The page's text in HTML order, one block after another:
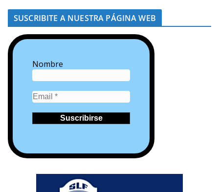
SUSCRIBITE A NUESTRA PÁGINA WEB
Nombre